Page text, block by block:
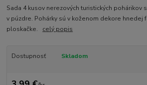
Sada 4 kusov nerezových turistických
v púzdre. Pohárky sú v koženom dekore hnedej
ploskačke. celý popis
Dostupnosť Skladom